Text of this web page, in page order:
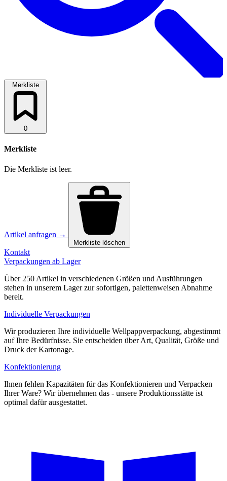
Merkliste
0
Merkliste
Die Merkliste ist leer.
Artikel anfragen →
Merkliste löschen
Kontakt
Verpackungen ab Lager
Über 250 Artikel in verschiedenen Größen und Ausführungen
stehen in unserem Lager zur sofortigen, palettenweisen Abnahme
bereit.
Individuelle Verpackungen
Wir produzieren Ihre individuelle Wellpappverpackung, abgestimmt
auf Ihre Bedürfnisse. Sie entscheiden über Art, Qualität, Größe und
Druck der Kartonage.
Konfektionierung
Ihnen fehlen Kapazitäten für das Konfektionieren und Verpacken
Ihrer Ware? Wir übernehmen das - unsere Produktionsstätte ist
optimal dafür ausgestattet.